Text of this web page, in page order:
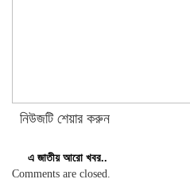
নিউজটি শেয়ার করুন
এ জাতীয় আরো খবর..
Comments are closed.